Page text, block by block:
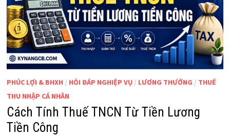
PHÚC LỢI & BHXH / HỎI ĐÁP NGHIỆP VỤ/ LƯƠNG THƯỞNG / THUẾ
THU NHẬP CÁ NHÂN
Cách Tính Thuế TNCN Từ Tiền Lương
Tiền Công